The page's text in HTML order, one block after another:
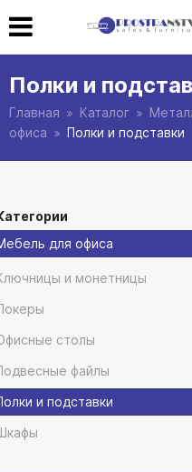
Полки и
Главная Каталог
офиса
Полки и подставки
для офиса
и монетницы
столы
файлы
и подставки